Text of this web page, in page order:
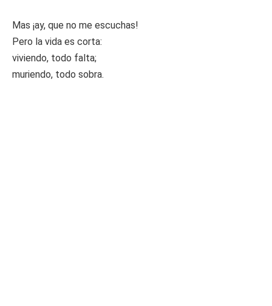
Mas ¡ay, que no me escuchas!
Pero la vida es corta:
viviendo, todo falta;
muriendo, todo sobra.